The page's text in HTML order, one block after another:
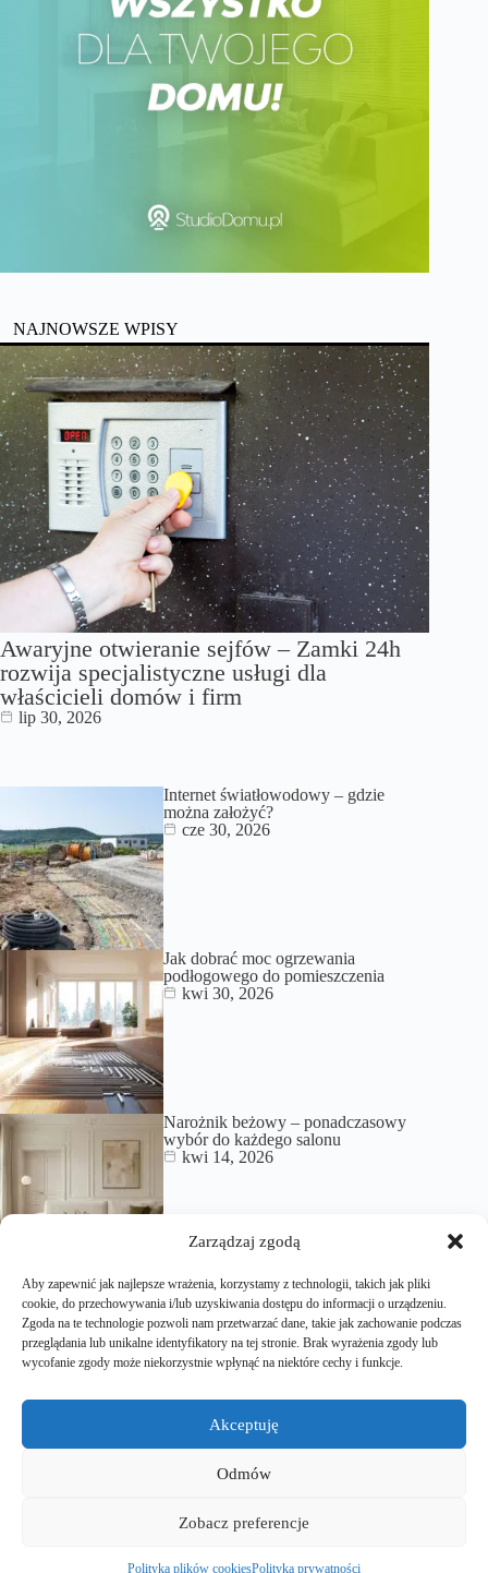
Zarządzaj zgodą
Aby zapewnić jak najlepsze wrażenia, korzystamy z technologii, takich jak pliki
cookie, do przechowywania i/lub uzyskiwania dostępu do informacji o urządzeniu.
Zgoda na te technologie pozwoli nam przetwarzać dane, takie jak zachowanie podczas
przeglądania lub unikalne identyfikatory na tej stronie. Brak wyrażenia zgody lub
wycofanie zgody może niekorzystnie wpłynąć na niektóre cechy i funkcje.
Akceptuję
Odmów
Zobacz preferencje
Polityka plików cookiesPolityka prywatności
NAJNOWSZE WPISY
Awaryjne otwieranie sejfów – Zamki 24h
rozwija specjalistyczne usługi dla
właścicieli domów i firm
lip 30, 2026
Internet światłowodowy – gdzie
można założyć?
cze 30, 2026
Jak dobrać moc ogrzewania
podłogowego do pomieszczenia
kwi 30, 2026
Narożnik beżowy – ponadczasowy
wybór do każdego salonu
kwi 14, 2026
Co to jest poddasze użytkowe i jakie
musi spełniać wymagania?
lut 17, 2026
lubią kreować otaczającą ich przestrzeń na własnych
czy remontach.